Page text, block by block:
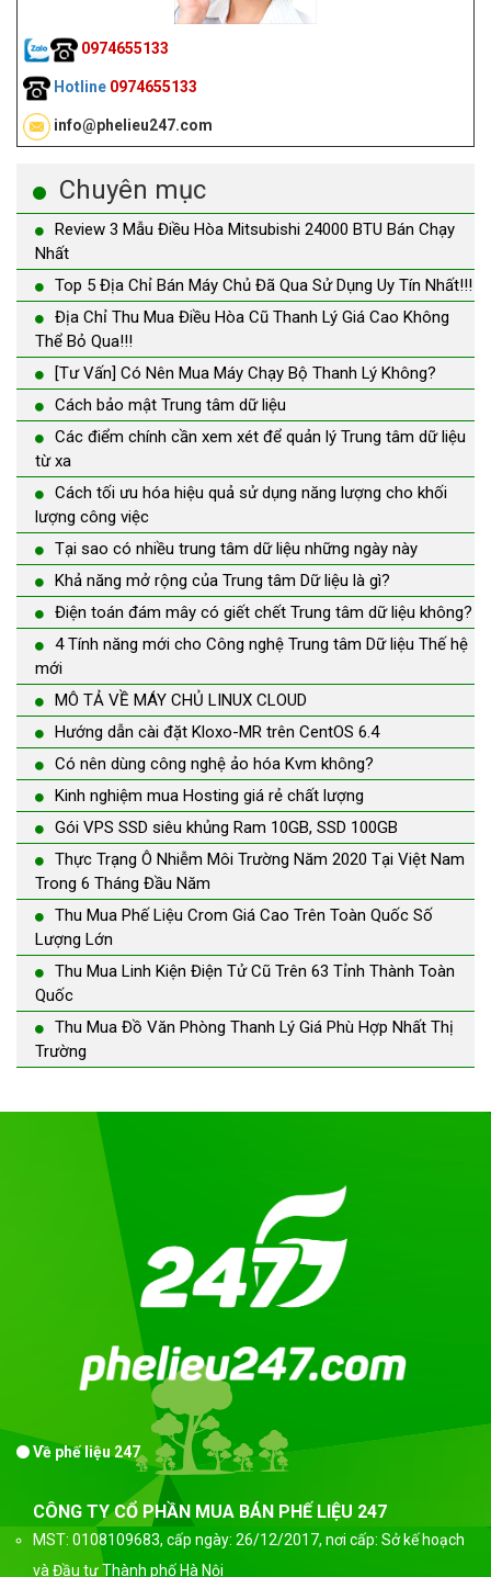
0974655133
Hotline 0974655133
info@phelieu247.com
Chuyên mục
Review 3 Mẫu Điều Hòa Mitsubishi 24000 BTU Bán Chạy
Nhất
Top 5 Địa Chỉ Bán Máy Chủ Đã Qua Sử Dụng Uy Tín Nhất!!!
Địa Chỉ Thu Mua Điều Hòa Cũ Thanh Lý Giá Cao Không
Thể Bỏ Qua!!!
[Tư Vấn] Có Nên Mua Máy Chạy Bộ Thanh Lý Không?
Cách bảo mật Trung tâm dữ liệu
Các điểm chính cần xem xét để quản lý Trung tâm dữ liệu
từ xa
Cách tối ưu hóa hiệu quả sử dụng năng lượng cho khối
lượng công việc
Tại sao có nhiều trung tâm dữ liệu những ngày này
Khả năng mở rộng của Trung tâm Dữ liệu là gì?
Điện toán đám mây có giết chết Trung tâm dữ liệu không?
4 Tính năng mới cho Công nghệ Trung tâm Dữ liệu Thế hệ
mới
MÔ TẢ VỀ MÁY CHỦ LINUX CLOUD
Hướng dẫn cài đặt Kloxo-MR trên CentOS 6.4
Có nên dùng công nghệ ảo hóa Kvm không?
Kinh nghiệm mua Hosting giá rẻ chất lượng
Gói VPS SSD siêu khủng Ram 10GB, SSD 100GB
Thực Trạng Ô Nhiễm Môi Trường Năm 2020 Tại Việt Nam
Trong 6 Tháng Đầu Năm
Thu Mua Phế Liệu Crom Giá Cao Trên Toàn Quốc Số
Lượng Lớn
Thu Mua Linh Kiện Điện Tử Cũ Trên 63 Tỉnh Thành Toàn
Quốc
Thu Mua Đồ Văn Phòng Thanh Lý Giá Phù Hợp Nhất Thị
Trường
Về phế liệu 247
CÔNG TY CỔ PHẦN MUA BÁN PHẾ LIỆU 247
MST: 0108109683, cấp ngày: 26/12/2017, nơi cấp: Sở kế hoạch
và Đầu tư Thành phố Hà Nội